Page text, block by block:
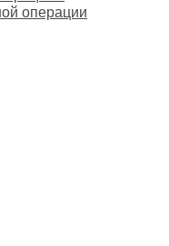
операции